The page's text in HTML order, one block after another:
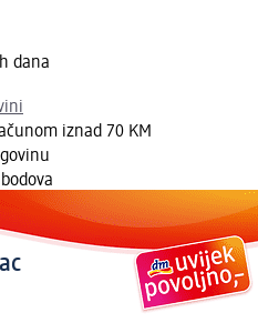
dana
iznad 70 KM